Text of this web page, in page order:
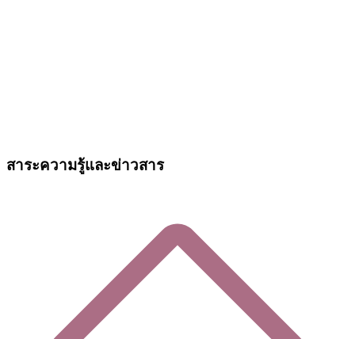
สาระความรู้และข่าวสาร